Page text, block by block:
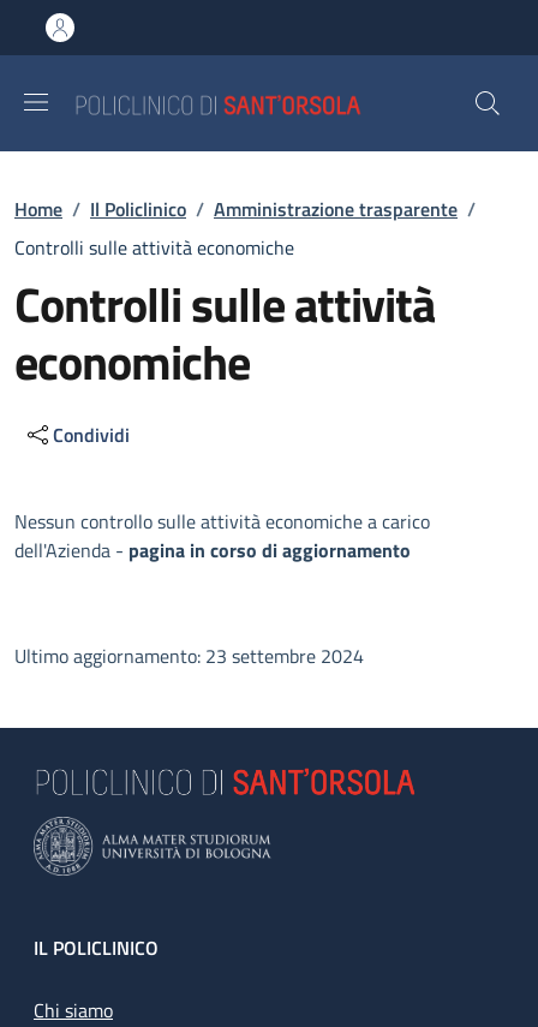
al contenuto principale
to footer content
Briciole di pane
Home / Il Policlinico / Amministrazione trasparente /
Controlli sulle attività economiche
Controlli sulle attività
economiche
Condividi
Descrizione
Nessun controllo sulle attività economiche a carico
dell'Azienda - pagina in corso di aggiornamento
Ultimo aggiornamento: 23 settembre 2024
Footer
IL POLICLINICO
Chi siamo